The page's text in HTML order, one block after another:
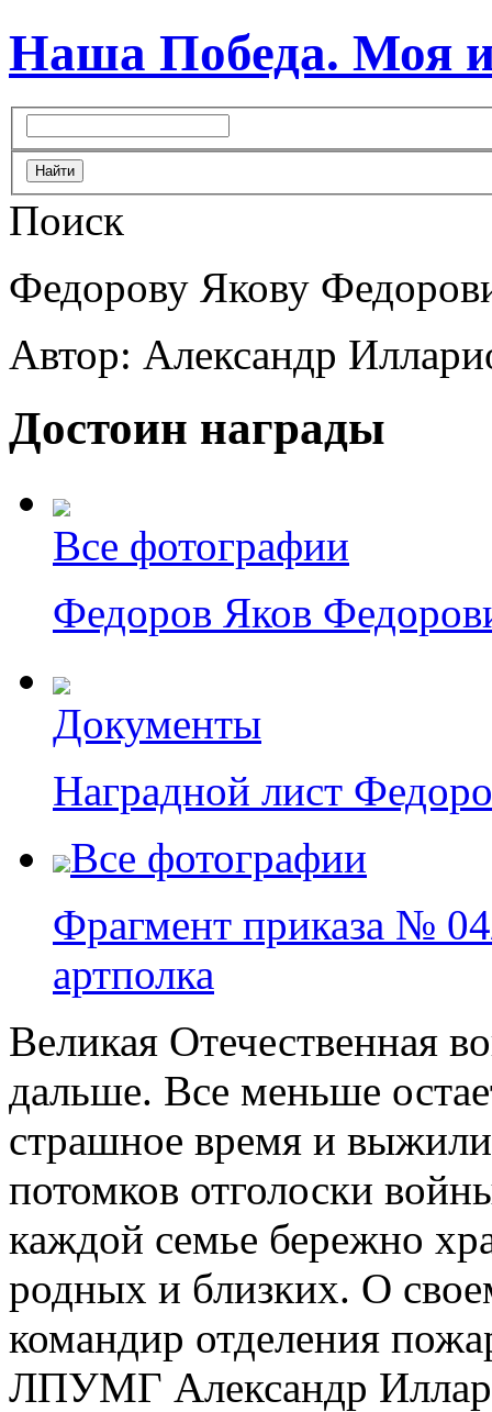
Наша Победа. Моя
Поиск
Федорову Якову
Автор: Александр
Достоин награды
Все фотографии
Федоров Яков
Документы
Наградной лист
Все фотографии
Фрагмент приказа №
артполка
Великая Отечественная
дальше. Все меньше
страшное время и
потомков отголоски
каждой семье бережно
родных и близких. О
командир отделения
ЛПУМГ Александр